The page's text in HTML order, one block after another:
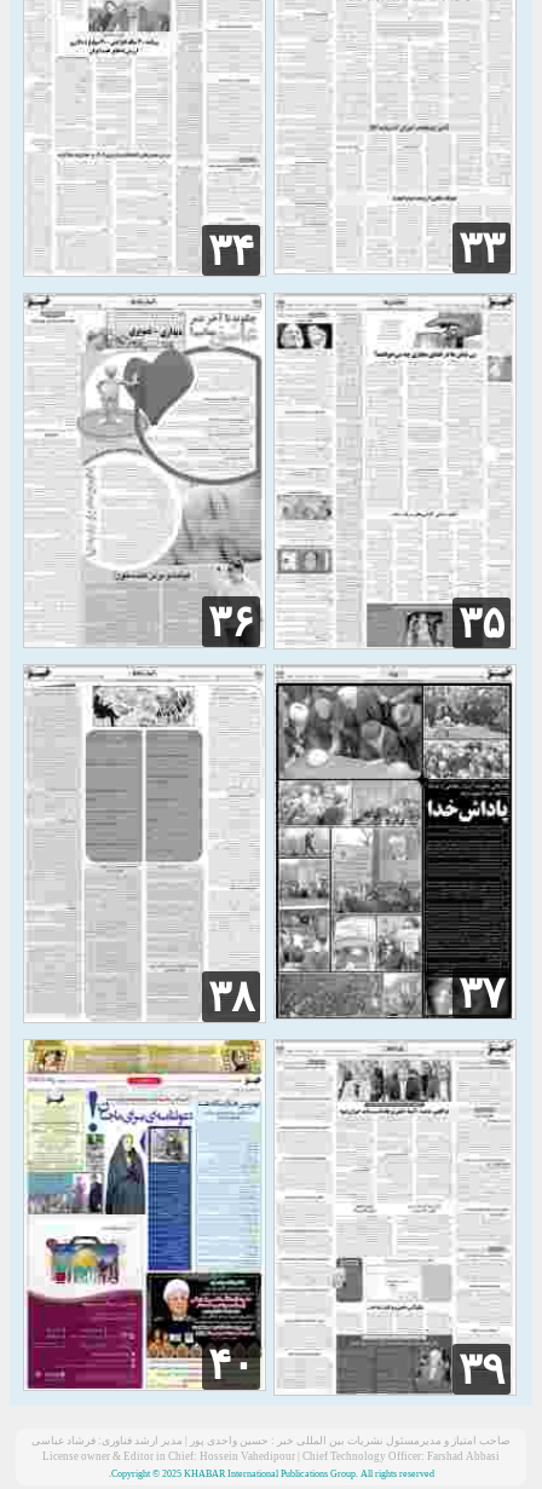
۳۳ ۳۴
۳۵ ۳۶
۳۷ ۳۸
۳۹ ۴۰
صاحب امتیاز و مدیرمسئول نشریات بین المللی خبر : حسین واحدی پور | مدیر ارشد فناوری: فرشاد عباسی
License owner & Editor in Chief: Hossein Vahedipour | Chief Technology Officer: Farshad Abbasi
Copyright © 2025 KHABAR International Publications Group. All rights reserved.